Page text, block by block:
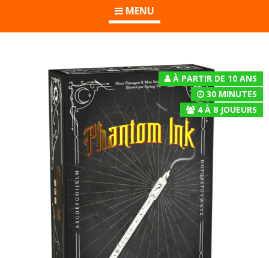
MENU
À PARTIR DE 10 ANS
30 MINUTES
4À 8 JOUEURS